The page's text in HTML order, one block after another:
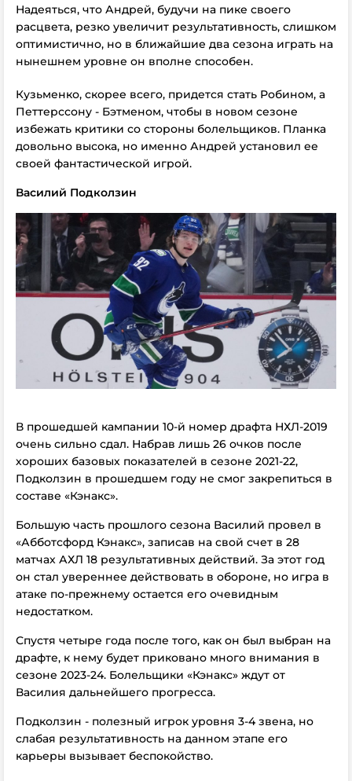
Надеяться, что Андрей, будучи на пике своего
расцвета, резко увеличит результативность, слишком
оптимистично, но в ближайшие два сезона играть на
нынешнем уровне он вполне способен.
Кузьменко, скорее всего, придется стать Робином, а
Петтерссону - Бэтменом, чтобы в новом сезоне
избежать критики со стороны болельщиков. Планка
довольно высока, но именно Андрей установил ее
своей фантастической игрой.
Василий Подколзин
В прошедшей кампании 10-й номер драфта НХЛ-2019
очень сильно сдал. Набрав лишь 26 очков после
хороших базовых показателей в сезоне 2021-22,
Подколзин в прошедшем году не смог закрепиться в
составе «Кэнакс».
Большую часть прошлого сезона Василий провел в
«Абботсфорд Кэнакс», записав на свой счет в 28
матчах АХЛ 18 результативных действий. За этот год
он стал увереннее действовать в обороне, но игра в
атаке по-прежнему остается его очевидным
недостатком.
Спустя четыре года после того, как он был выбран на
драфте, к нему будет приковано много внимания в
сезоне 2023-24. Болельщики «Кэнакс» ждут от
Василия дальнейшего прогресса.
Подколзин - полезный игрок уровня 3-4 звена, но
слабая результативность на данном этапе его
карьеры вызывает беспокойство.